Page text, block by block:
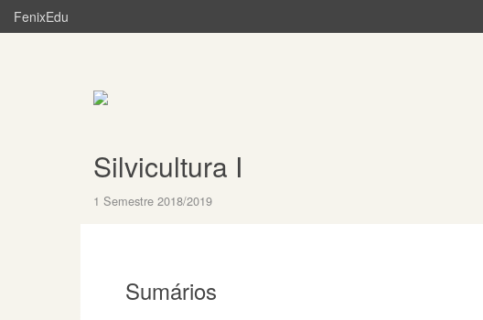
FenixEdu
Silvicultura I
1 Semestre 2018/2019
Sumários